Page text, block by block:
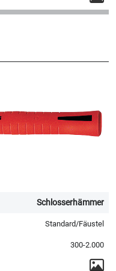
Schlosserhämmer
Standard/Fäustel
300-2.000